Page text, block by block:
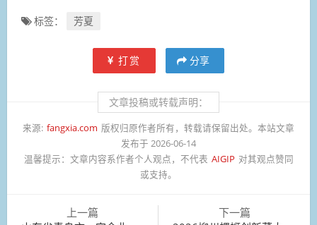
标签： 芳夏
打赏 分享
文章投稿或转载声明：
来源: fangxia.com 版权归原作者所有，转载请保留出处。本站文章
发布于 2026-06-14
温馨提示： 文章内容系作者个人观点，不代表 AIGIP 对其观点赞同
或支持。
上一篇
下一篇